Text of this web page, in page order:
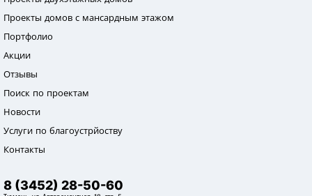
Проекты домов с мансардным этажом
Портфолио
Акции
Отзывы
Поиск по проектам
Новости
Услуги по благоустрйоству
Контакты
8 (3452) 28-50-60